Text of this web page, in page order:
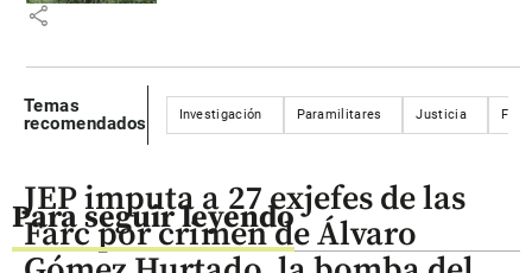
share
Temas
recomendados
Investigación Paramilitares Justicia
Para seguir leyendo
JEP imputa a 27 exjefes de las
Farc por crimen de Álvaro